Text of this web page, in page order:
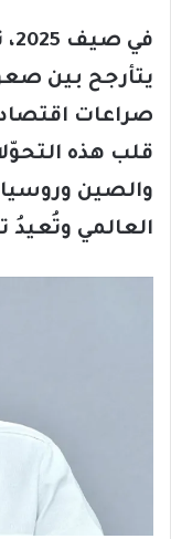
يتأرجح بين
صراعات
قلب هذه
والصين
العالمي وتُعيدُ